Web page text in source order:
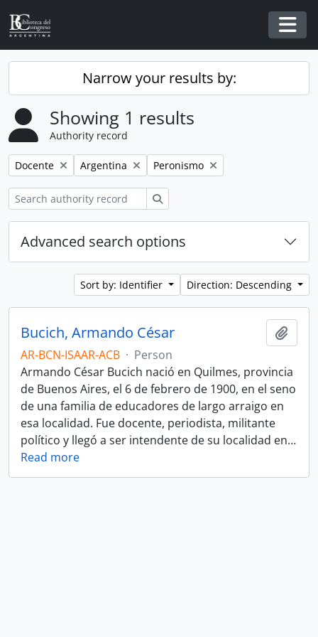
Skip to main content
Narrow your results by:
Showing 1 results
Authority record
Remove filter:
Docente Remove filter:
Argentina Remove filter:
Peronismo
Advanced search options
Sort by: Identifier Direction: Descending
Bucich, Armando César
AR-BCN-ISAAR-ACB · Person
Armando César Bucich nació en Quilmes, provincia
de Buenos Aires, el 6 de febrero de 1900, en el seno
de una familia de educadores de largo arraigo en
esa localidad. Fue docente, periodista, militante
político y llegó a ser intendente de su localidad en…
Read more